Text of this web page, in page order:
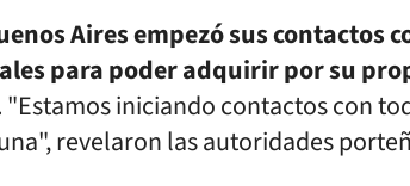
Aires empezó sus contactos
para poder adquirir por su
"Estamos iniciando contactos con
revelaron las autoridades